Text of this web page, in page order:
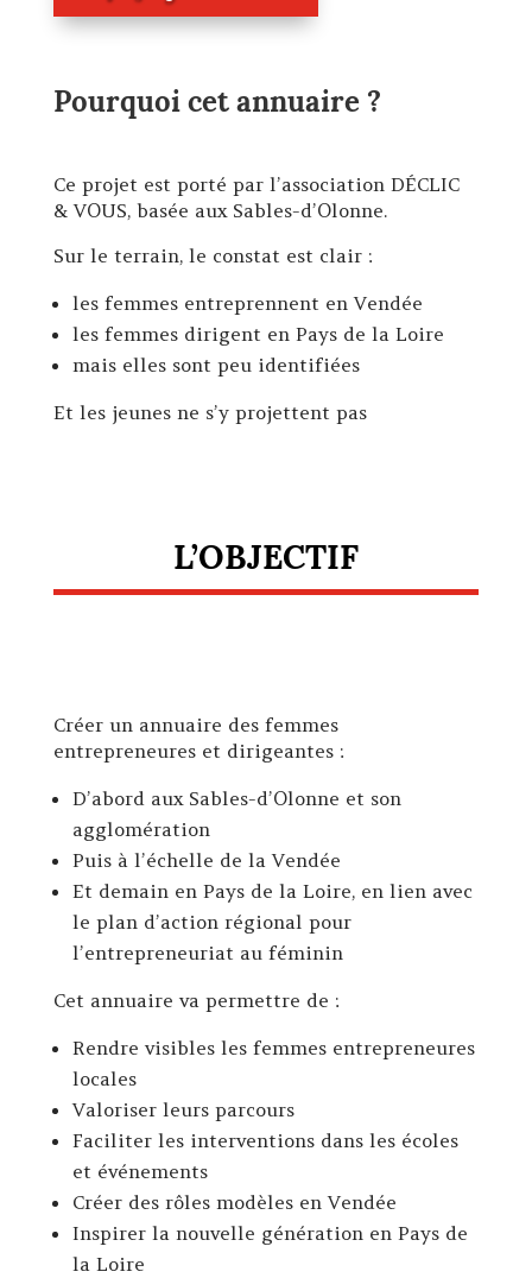
Pourquoi cet annuaire ?
Ce projet est porté par l’association DÉCLIC
& VOUS, basée aux Sables-d’Olonne.
Sur le terrain, le constat est clair :
les femmes entreprennent en Vendée
les femmes dirigent en Pays de la Loire
mais elles sont peu identifiées
Et les jeunes ne s’y projettent pas
L’OBJECTIF
Créer un annuaire des femmes
entrepreneures et dirigeantes :
D’abord aux Sables-d’Olonne et son
agglomération
Puis à l’échelle de la Vendée
Et demain en Pays de la Loire, en lien avec
le plan d’action régional pour
l’entrepreneuriat au féminin
Cet annuaire va permettre de :
Rendre visibles les femmes entrepreneures
locales
Valoriser leurs parcours
Faciliter les interventions dans les écoles
et événements
Créer des rôles modèles en Vendée
Inspirer la nouvelle génération en Pays de
la Loire